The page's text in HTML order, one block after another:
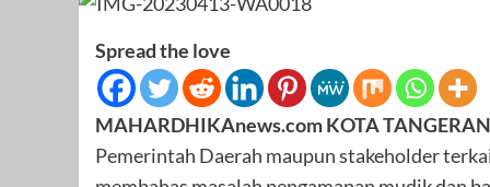
Spread the love
MAHARDHIKAnews.com KOTA
Pemerintah Daerah maupun stakeholder